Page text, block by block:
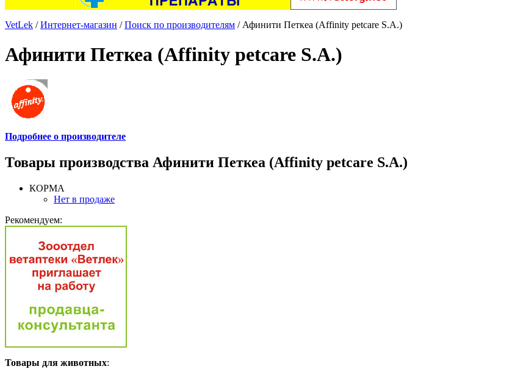
VetLek /Интернет-магазин /Поиск по производителям / Афинити Петкеа (Affinity petcare S.A.)
Афинити Петкеа (Affinity petcare S.A.)
Подробнее о производителе
Товары производства Афинити Петкеа (Affinity petcare S.A.)
КОРМА
Нет в продаже
Рекомендуем:
Товары для животных: